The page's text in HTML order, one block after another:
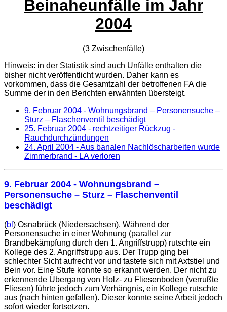
Beinaheunfälle im Jahr
2004
(3 Zwischenfälle)
Hinweis: in der Statistik sind auch Unfälle enthalten die
bisher nicht veröffentlicht wurden. Daher kann es
vorkommen, dass die Gesamtzahl der betroffenen FAdie
Summe der in den Berichten erwähnten übersteigt.
9. Februar 2004 - Wohnungsbrand – Personensuche –
Sturz – Flaschenventil beschädigt
25. Februar 2004 - rechtzeitiger Rückzug -
Rauchdurchzündungen
24. April 2004 - Aus banalen Nachlöscharbeiten wurde
Zimmerbrand - LA verloren
9. Februar 2004 - Wohnungsbrand –
Personensuche – Sturz – Flaschenventil
beschädigt
(bl ) Osnabrück (Niedersachsen). Während der
Personensuche in einer Wohnung (parallel zur
Brandbekämpfung durch den 1. Angriffstrupp) rutschte ein
Kollege des 2. Angriffstrupp aus. Der Trupp ging bei
schlechter Sicht aufrecht vor und tastete sich mit Axtstiel und
Bein vor. Eine Stufe konnte so erkannt werden. Der nicht zu
erkennende Übergang von Holz- zu Fliesenboden (verrußte
Fliesen) führte jedoch zum Verhängnis, ein Kollege rutschte
aus (nach hinten gefallen). Dieser konnte seine Arbeit jedoch
sofort wieder fortsetzen.